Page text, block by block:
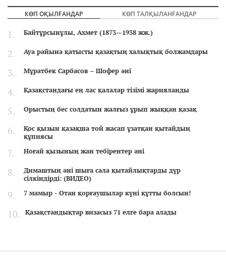
КӨП ОҚЫЛҒАНДАР КӨП ТАЛҚЫЛАНҒАНДАР
Байтұрсынұлы, Ахмет (1873—1938 жж.)
Ауа райына қатысты қазақтың халықтық болжамдары
Мұратбек Сарбасов – Шофер әні
Қазақстандағы ең лас қалалар тізімі жарияланды
Орыстың бес солдатын жалғыз ұрып жыққан қазақ
Қос қызын қазақша той жасап ұзатқан қытайдың
құпиясы
Ноғай қызының жан тебірентер әні
Димаштың әні шыға сала қытайлықтарды дүр
сілкіндірді: (ВИДЕО)
7 мамыр - Отан қорғаушылар күні құтты болсын!
Қазақстандықтар визасыз 71 елге бара алады